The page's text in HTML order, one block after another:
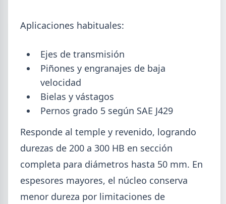
ADIMRA 2026-07-28
Informe ADIMRA junio 2026: la
producción metalúrgica cayó 4,6%
La producción metalúrgica acumula una baja de
Aplicaciones habituales:
Ejes de transmisión
Piñones y engranajes de baja
velocidad
Bielas y vástagos
Pernos grado 5 según SAE J429
Responde al temple y revenido, logrando
durezas de 200 a 300 HB en sección
completa para diámetros hasta 50 mm. En
espesores mayores, el núcleo conserva
menor dureza por limitaciones de